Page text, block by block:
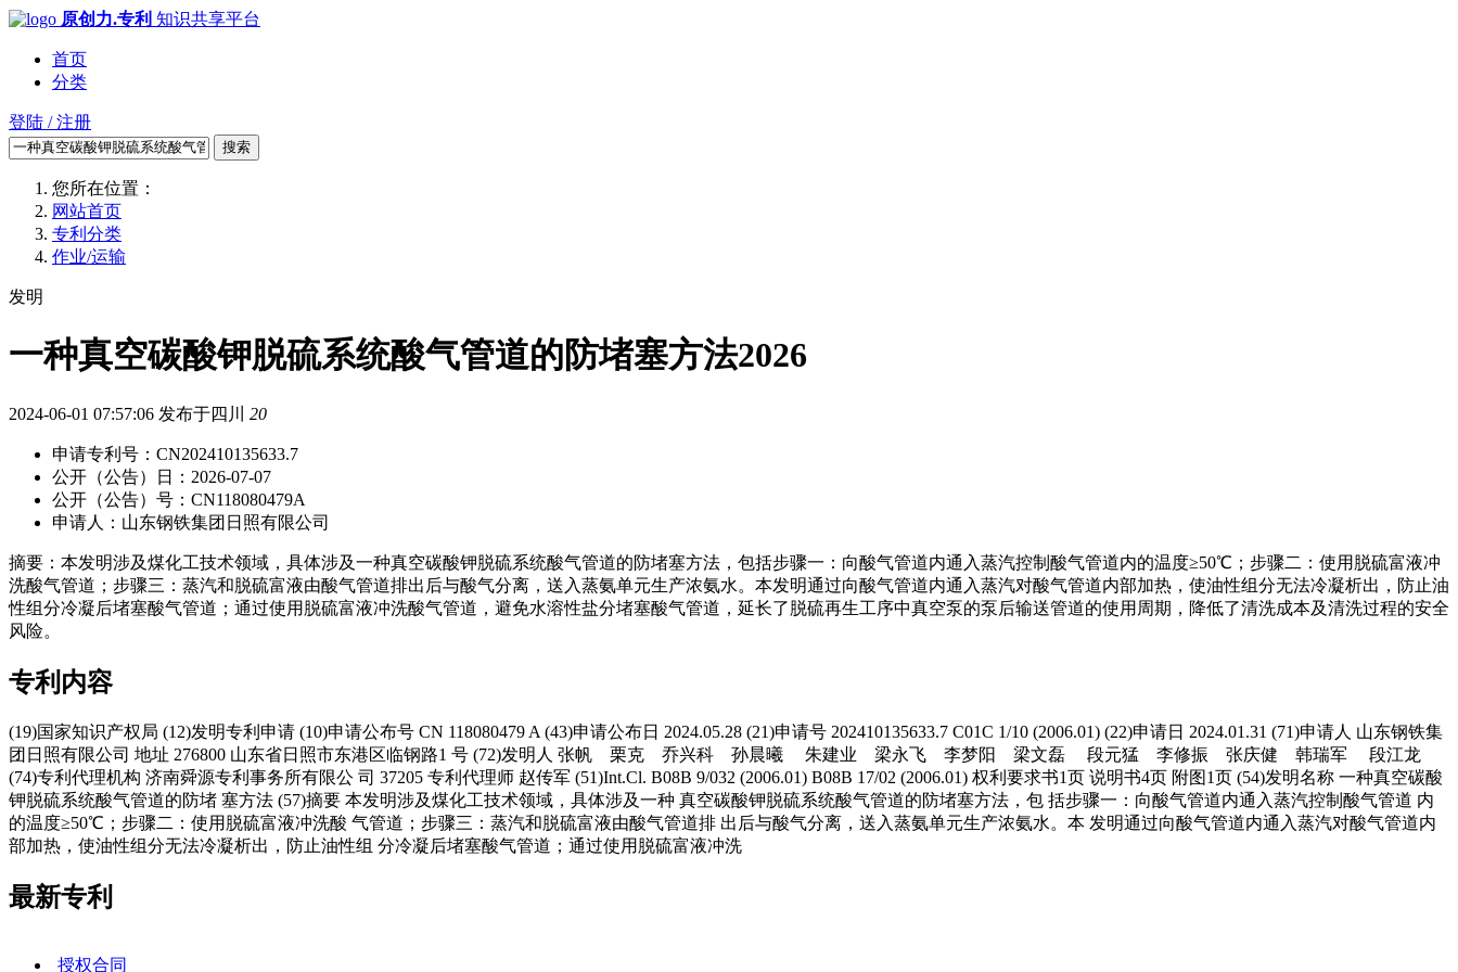
原创力.专利 知识共享平台
首页
分类
登陆 / 注册
搜索
您所在位置：
网站首页
专利分类
作业/运输
发明
一种真空碳酸钾脱硫系统酸气管道的防堵塞方法2026
2024-06-01 07:57:06 发布于四川 20
申请专利号：CN202410135633.7
公开（公告）日：2026-07-07
公开（公告）号：CN118080479A
申请人：山东钢铁集团日照有限公司
摘要：本发明涉及煤化工技术领域，具体涉及一种真空碳酸钾脱硫系统酸气管道的防堵塞方法，包括步骤一：向酸气管道内通入蒸汽控制酸气管道内的温度≥50℃；步骤二：使用脱硫富液冲
洗酸气管道；步骤三：蒸汽和脱硫富液由酸气管道排出后与酸气分离，送入蒸氨单元生产浓氨水。本发明通过向酸气管道内通入蒸汽对酸气管道内部加热，使油性组分无法冷凝析出，防止油
性组分冷凝后堵塞酸气管道；通过使用脱硫富液冲洗酸气管道，避免水溶性盐分堵塞酸气管道，延长了脱硫再生工序中真空泵的泵后输送管道的使用周期，降低了清洗成本及清洗过程的安全
风险。
专利内容
(19)国家知识产权局 (12)发明专利申请 (10)申请公布号 CN 118080479 A (43)申请公布日 2024.05.28 (21)申请号 202410135633.7 C01C 1/10 (2006.01) (22)申请日 2024.01.31 (71)申请人 山东钢铁集
团日照有限公司 地址 276800 山东省日照市东港区临钢路1 号 (72)发明人 张帆 栗克 乔兴科 孙晨曦 朱建业 梁永飞 李梦阳 梁文磊 段元猛 李修振 张庆健 韩瑞军 段江龙
(74)专利代理机构 济南舜源专利事务所有限公 司 37205 专利代理师 赵传军 (51)Int.Cl. B08B 9/032 (2006.01) B08B 17/02 (2006.01) 权利要求书1页 说明书4页 附图1页 (54)发明名称 一种真空碳酸
钾脱硫系统酸气管道的防堵 塞方法 (57)摘要 本发明涉及煤化工技术领域，具体涉及一种 真空碳酸钾脱硫系统酸气管道的防堵塞方法，包 括步骤一：向酸气管道内通入蒸汽控制酸气管道 内
的温度≥50℃；步骤二：使用脱硫富液冲洗酸 气管道；步骤三：蒸汽和脱硫富液由酸气管道排 出后与酸气分离，送入蒸氨单元生产浓氨水。本 发明通过向酸气管道内通入蒸汽对酸气管道内
部加热，使油性组分无法冷凝析出，防止油性组 分冷凝后堵塞酸气管道；通过使用脱硫富液冲洗
最新专利
授权合同